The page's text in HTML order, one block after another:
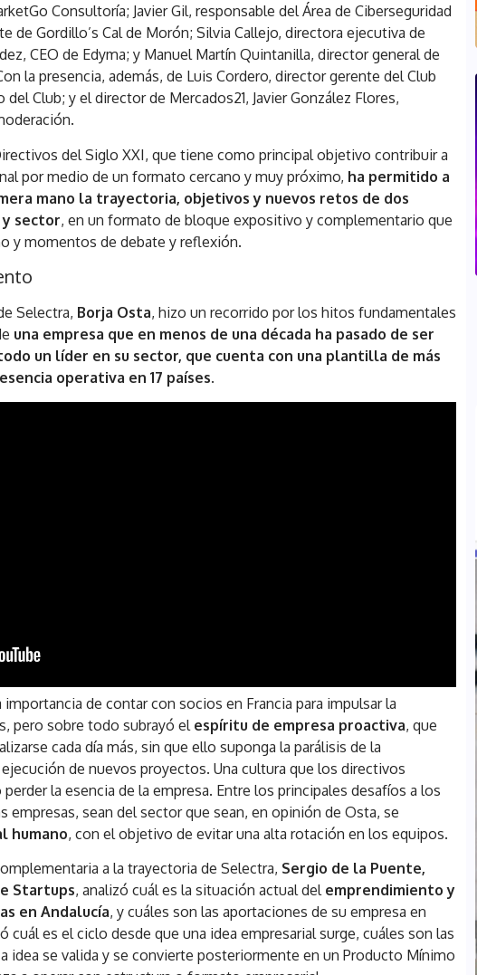
Consultoría; Javier Gil, responsable del Área de Ciberseguridad
de Gordillo’s Cal de Morón; Silvia Callejo, directora ejecutiva de
CEO de Edyma; y Manuel Martín Quintanilla, director general de
la presencia, además, de Luis Cordero, director gerente del Club
del Club; y el director de Mercados21, Javier González Flores,
del Siglo XXI, que tiene como principal objetivo contribuir a
por medio de un formato cercano y muy próximo, ha permitido a
mano la trayectoria, objetivos y nuevos retos de dos
sector, en un formato de bloque expositivo y complementario que
y momentos de debate y reflexión.
Selectra, Borja Osta, hizo un recorrido por los hitos fundamentales
una empresa que en menos de una década ha pasado de ser
un líder en su sector, que cuenta con una plantilla de más
operativa en 17 países.
de contar con socios en Francia para impulsar la
pero sobre todo subrayó el espíritu de empresa proactiva, que
cada día más, sin que ello suponga la parálisis de la
de nuevos proyectos. Una cultura que los directivos
la esencia de la empresa. Entre los principales desafíos a los
empresas, sean del sector que sean, en opinión de Osta, se
humano, con el objetivo de evitar una alta rotación en los equipos.
a la trayectoria de Selectra, Sergio de la Puente,
Startups, analizó cuál es la situación actual del emprendimiento y
en Andalucía, y cuáles son las aportaciones de su empresa en
cuál es el ciclo desde que una idea empresarial surge, cuáles son las
idea se valida y se convierte posteriormente en un Producto Mínimo